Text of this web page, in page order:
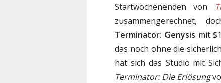
Startwochenenden von
zusammengerechnet,
Terminator: Genysis mit
das noch ohne die
hat sich das Studio mit
Terminator: Die Erlösung